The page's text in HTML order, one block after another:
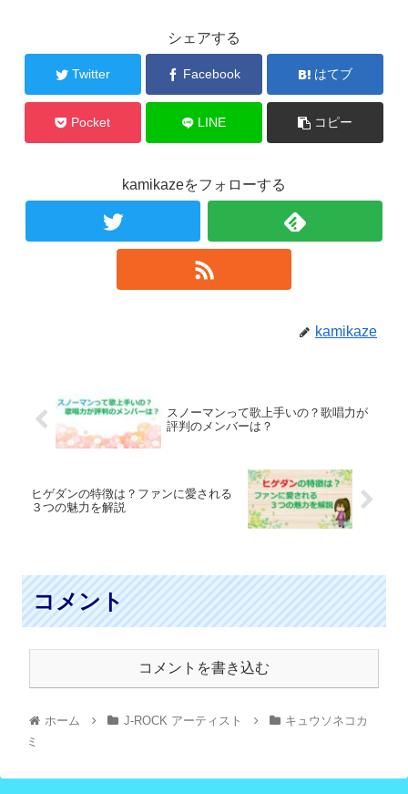
シェアする
Twitter Facebook はてブ
Pocket LINE コピー
kamikazeをフォローする
kamikaze
スノーマンって歌上手いの？歌唱力が
評判のメンバーは？
ヒゲダンの特徴は？ファンに愛される
３つの魅力を解説
コメント
コメントを書き込む
ホーム J-ROCK アーティスト
キュウソネコカ
ミ